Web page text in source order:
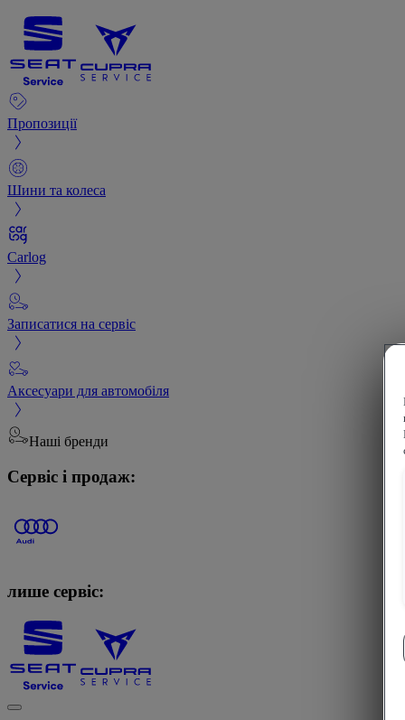
Пропозиції
Шини та колеса
Carlog
Записатися на сервіс
Аксесуари для автомобіля
Наші бренди
Сервіс і продаж:
лише сервіс: